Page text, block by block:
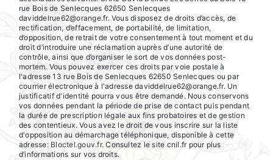
rue Bois de Senlecques 62650 Senlecques
daviddelrue62@orange.fr. Vous disposez de droits d’accès, de
rectification, d’effacement, de portabilité, de limitation,
d’opposition, de retrait de votre consentement à tout moment et du
droit d’introduire une réclamation auprès d’une autorité de
contrôle, ainsi que d’organiser le sort de vos données post-
mortem. Vous pouvez exercer ces droits par voie postale à
l'adresse 13 rue Bois de Senlecques 62650 Senlecques ou par
courrier électronique à l'adresse daviddelrue62@orange.fr. Un
justificatif d'identité pourra vous être demandé. Nous conservons
vos données pendant la période de prise de contact puis pendant
la durée de prescription légale aux fins probatoires et de gestion
des contentieux. Vous avez le droit de vous inscrire sur la liste
d'opposition au démarchage téléphonique, disponible à cette
adresse: Bloctel.gouv.fr. Consultez le site cnil.fr pour plus
d’informations sur vos droits.